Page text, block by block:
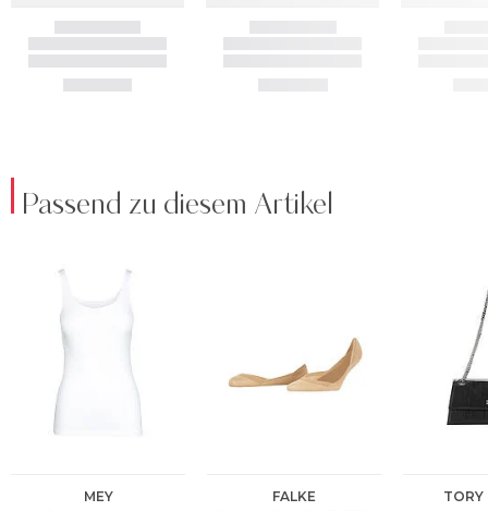
Passend zu diesem Artikel